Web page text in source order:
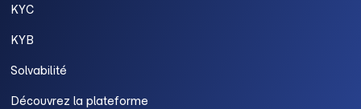
KYC
KYB
Solvabilité
Découvrez la plateforme